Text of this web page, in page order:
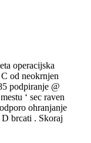
operacijska
od neokrnjen
podpiranje @
‘ sec raven
ohranjanje
brcati . Skoraj